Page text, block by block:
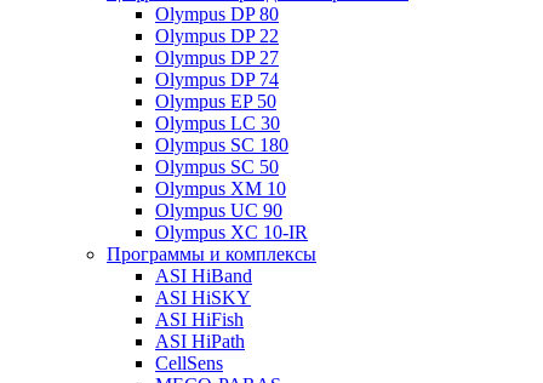
Olympus DP 80
Olympus DP 22
Olympus DP 27
Olympus DP 74
Olympus EP 50
Olympus LC 30
Olympus SC 180
Olympus SC 50
Olympus XM 10
Olympus UC 90
Olympus XC 10-IR
Программы и комплексы
ASI HiBand
ASI HiSKY
ASI HiFish
ASI HiPath
CellSens